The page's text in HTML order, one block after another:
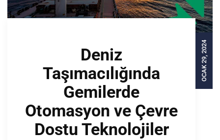
OCAK 29, 2024
Deniz
Taşımacılığında
Gemilerde
Otomasyon ve Çevre
Dostu Teknolojiler